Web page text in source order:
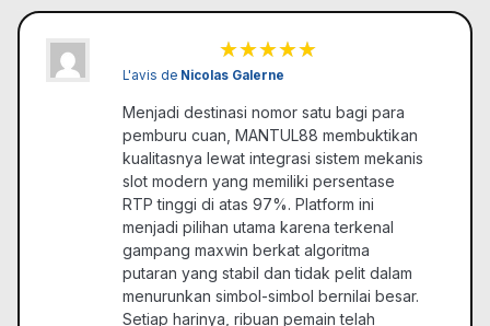
L'avis de Nicolas Galerne
Menjadi destinasi nomor satu bagi para
pemburu cuan, MANTUL88 membuktikan
kualitasnya lewat integrasi sistem mekanis
slot modern yang memiliki persentase
RTP tinggi di atas 97%. Platform ini
menjadi pilihan utama karena terkenal
gampang maxwin berkat algoritma
putaran yang stabil dan tidak pelit dalam
menurunkan simbol-simbol bernilai besar.
Setiap harinya, ribuan pemain telah